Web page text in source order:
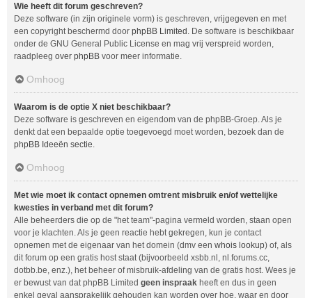
Wie heeft dit forum geschreven?
Deze software (in zijn originele vorm) is geschreven, vrijgegeven en met
een copyright beschermd door phpBB Limited . De software is beschikbaar
onder de GNU General Public License en mag vrij verspreid worden,
raadpleeg over phpBB voor meer informatie.
Omhoog
Waarom is de optie X niet beschikbaar?
Deze software is geschreven en eigendom van de phpBB-Groep. Als je
denkt dat een bepaalde optie toegevoegd moet worden, bezoek dan de
phpBB Ideeën sectie.
Omhoog
Met wie moet ik contact opnemen omtrent misbruik en/of wettelijke
kwesties in verband met dit forum?
Alle beheerders die op de "het team"-pagina vermeld worden, staan open
voor je klachten. Als je geen reactie hebt gekregen, kun je contact
opnemen met de eigenaar van het domein (dmv een whois lookup) of, als
dit forum op een gratis host staat (bijvoorbeeld xsbb.nl, nl.forums.cc,
dotbb.be, enz.), het beheer of misbruik-afdeling van de gratis host. Wees je
er bewust van dat phpBB Limited geen inspraak heeft en dus in geen
enkel geval aansprakelijk gehouden kan worden over hoe, waar en door